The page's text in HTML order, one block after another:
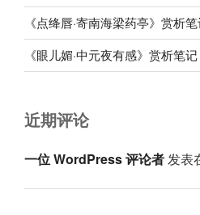
《点绛唇·寄南海梁药亭》赏析
《眼儿媚·中元夜有感》赏析笔记
近期评论
一位 WordPress 评论者发表